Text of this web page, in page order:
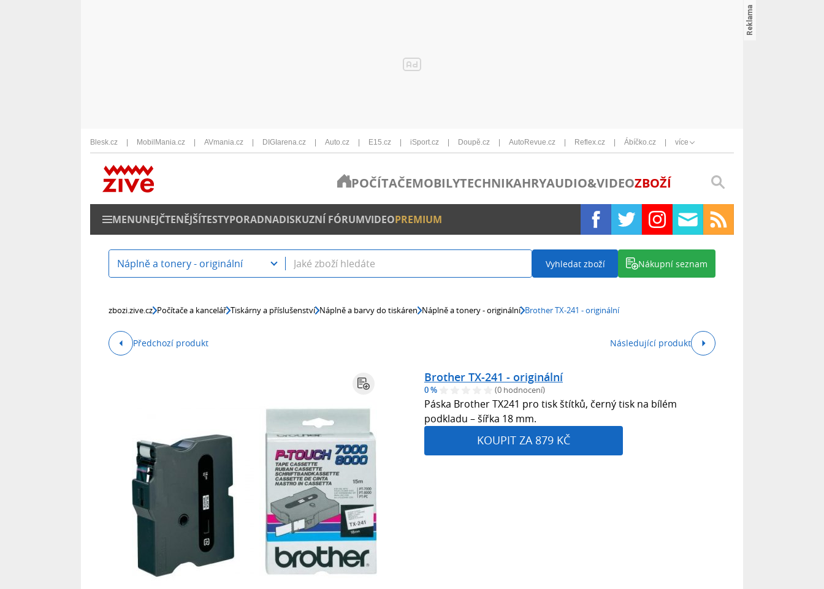
Blesk.cz MobilMania.cz AVmania.cz DIGIarena.cz Auto.cz E15.cz iSport.cz Doupě.cz AutoRevue.cz Reflex.cz Ábíčko.cz více
POČÍTAČEMOBILYTECHNIKAHRYAUDIO&VIDEOZBOŽÍ
MENUNEJČTENĚJŠÍTESTYPORADNADISKUZNÍ FÓRUMVIDEOPREMIUM
Náplně a tonery - originální Vyhledat zboží Nákupní seznam
zbozi.zive.cz Počítače a kancelář Tiskárny a příslušenství Náplně a barvy do tiskáren Náplně a tonery - originální Brother TX-241 - originální
Předchozí produkt Následující produkt
Brother TX-241 - originální
0 % (0 hodnocení)
Páska Brother TX241 pro tisk štítků, černý tisk na bílém
podkladu – šířka 18 mm.
KOUPIT ZA 879 KČ